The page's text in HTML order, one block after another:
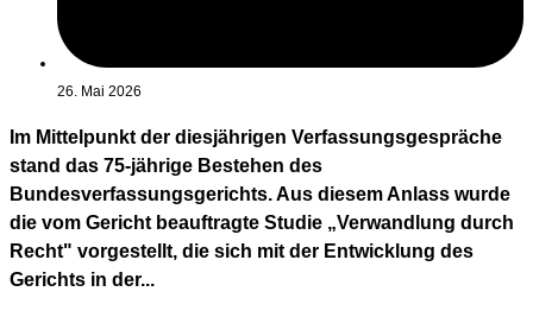
26. Mai 2026
Im Mittelpunkt der diesjährigen Verfassungsgespräche
stand das 75-jährige Bestehen des
Bundesverfassungsgerichts. Aus diesem Anlass wurde
die vom Gericht beauftragte Studie „Verwandlung durch
Recht" vorgestellt, die sich mit der Entwicklung des
Gerichts in der...